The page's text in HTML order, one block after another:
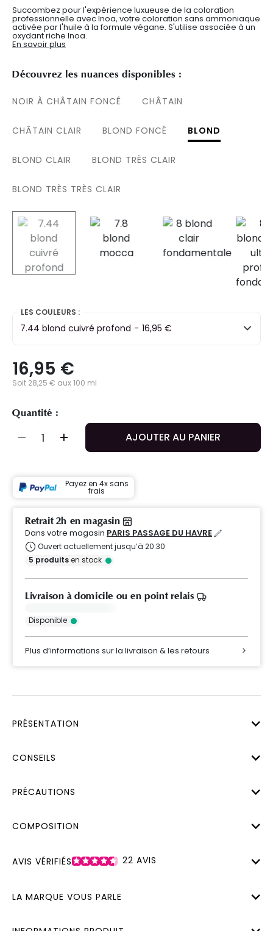
Succombez pour l'expérience luxueuse de la coloration
professionnelle avec Inoa, votre coloration sans ammoniaque
activée par l'huile à la formule végane. S'utilise associée à un
oxydant riche Inoa.
En savoir plus
Découvrez les nuances disponibles :
NOIR À CHÂTAIN FONCÉ CHÂTAIN
CHÂTAIN CLAIR BLOND FONCÉ BLOND
BLOND CLAIR BLOND TRÈS CLAIR
BLOND TRÈS TRÈS CLAIR
selected
LES COULEURS :
7.44 blond cuivré profond - 16,95 €
16,95 €
Soit 28,25 € aux 100 ml
Quantité :
AJOUTER AU PANIER
Payez en 4x sans
frais
Retrait 2h en magasin
Dans votre magasin PARIS PASSAGE DU HAVRE
Ouvert actuellement jusqu’à 20:30
5 produitsen stock
Livraison à domicile ou en point relais
Disponible
Plus d’informations sur la livraison & les retours
PRÉSENTATION
CONSEILS
PRÉCAUTIONS
COMPOSITION
AVIS VÉRIFIÉS 22 AVIS
LA MARQUE VOUS PARLE